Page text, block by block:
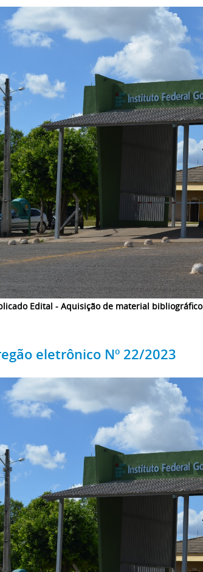
Edital - Aquisição de material bibliográfico
eletrônico Nº 22/2023